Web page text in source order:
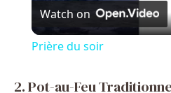
l
Watch on
Prière du soir
2. Pot-au-Feu